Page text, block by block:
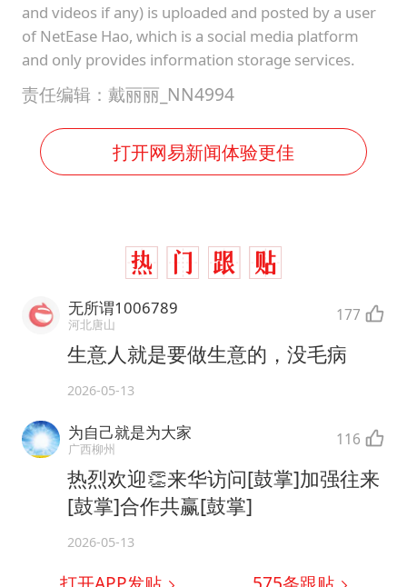
and videos if any) is uploaded and posted by a user
of NetEase Hao, which is a social media platform
and only provides information storage services.
责任编辑：戴丽丽_NN4994
打开网易新闻体验更佳
无所谓1006789
河北唐山 177
生意人就是要做生意的，没毛病
2026-05-13
为自己就是为大家
广西柳州 116
热烈欢迎👏来华访问[鼓掌]加强往来
[鼓掌]合作共赢[鼓掌]
2026-05-13